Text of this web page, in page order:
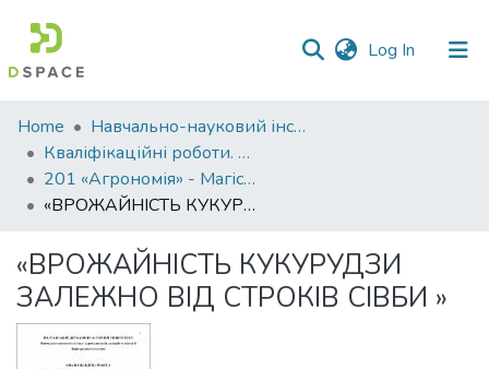
Log In (current)
Communities
&
Collections
All of DSpace
Statistics
Home
Навчально-науковий інститут агротехнологій, селекції та екології
Кваліфікаційні роботи. ННІ агротехнологій, селекції та екології
201 «Агрономія» - Магістри 2022-2023
«ВРОЖАЙНІСТЬ КУКУРУДЗИ ЗАЛЕЖНО ВІД СТРОКІВ СІВБИ »
«ВРОЖАЙНІСТЬ КУКУРУДЗИ
ЗАЛЕЖНО ВІД СТРОКІВ СІВБИ »